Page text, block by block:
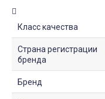
Класс качества
Страна регистрации
бренда
Бренд